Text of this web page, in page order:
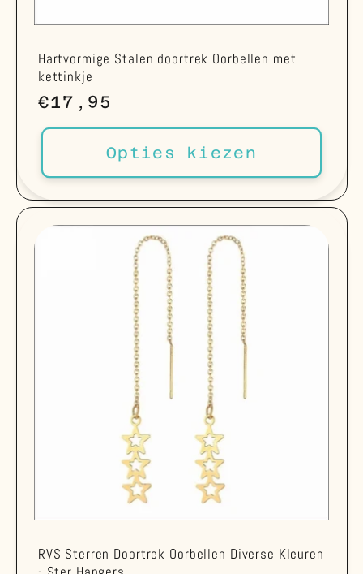
Hartvormige Stalen doortrek Oorbellen met
kettinkje
Normale
prijs
€17,95
Opties kiezen
RVS Sterren Doortrek Oorbellen Diverse Kleuren